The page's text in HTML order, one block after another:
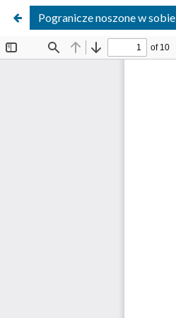
Pogranicze noszone w sobie